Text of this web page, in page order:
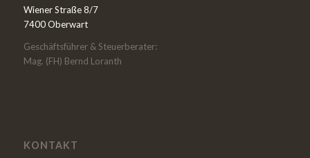
Wiener Straße 8/7
7400 Oberwart
Geschäftsführer & Steuerberater:
Mag. (FH) Bernd Loranth
KONTAKT